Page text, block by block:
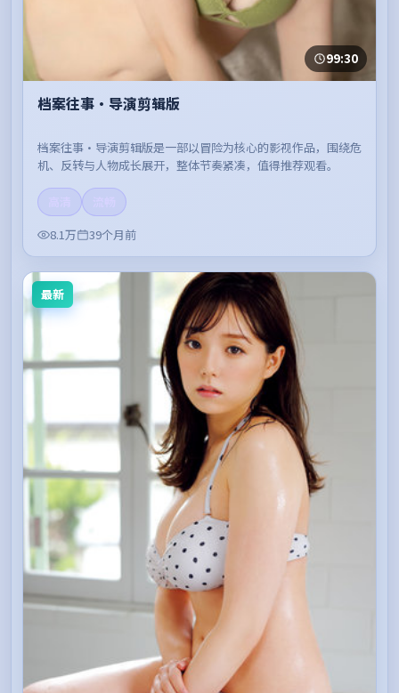
99:30
档案往事·导演剪辑版
档案往事·导演剪辑版是一部以冒险为核心的影视作品，围绕危
机、反转与人物成长展开，整体节奏紧凑，值得推荐观看。
8.1万
39个月前
最新